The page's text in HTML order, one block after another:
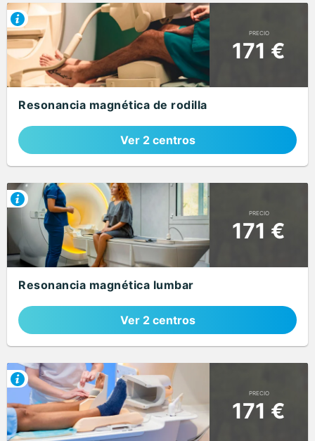
PRECIO
171 €
Resonancia magnética de rodilla
Ver 2 centros
PRECIO
171 €
Resonancia magnética lumbar
Ver 2 centros
PRECIO
171 €